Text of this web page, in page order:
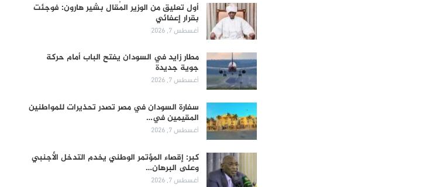
أول تعليق من الوزير المُقال بشير هارون: فوجئت
بقرار إعفائي
أغسطس 7, 2026
مطار زايد في السودان يفتح الباب أمام حركة
جوية جديدة
أغسطس 7, 2026
سفارة السودان في مصر تصدر تحذيرات للمواطنين
المقيمين في…
أغسطس 7, 2026
كبر: إقصاء المؤتمر الوطني يخدم التدخل الأجنبي
وعلى البرهان…
أغسطس 7, 2026